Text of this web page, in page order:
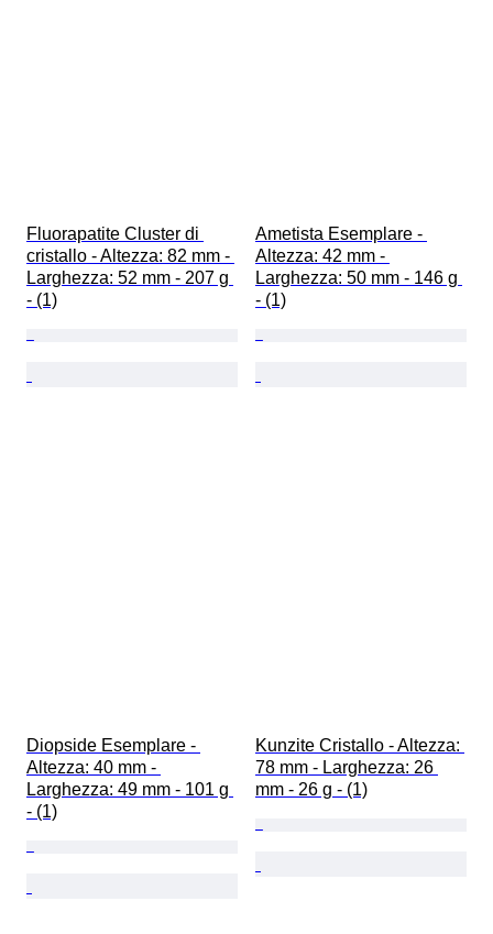
Fluorapatite Cluster di
cristallo - Altezza: 82 mm -
Larghezza: 52 mm - 207 g
- (1)
Ametista Esemplare -
Altezza: 42 mm -
Larghezza: 50 mm - 146 g
- (1)
Diopside Esemplare -
Altezza: 40 mm -
Larghezza: 49 mm - 101 g
- (1)
Kunzite Cristallo - Altezza:
78 mm - Larghezza: 26
mm - 26 g - (1)